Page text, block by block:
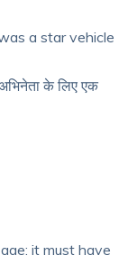
a star vehicle
के लिए एक
it must have